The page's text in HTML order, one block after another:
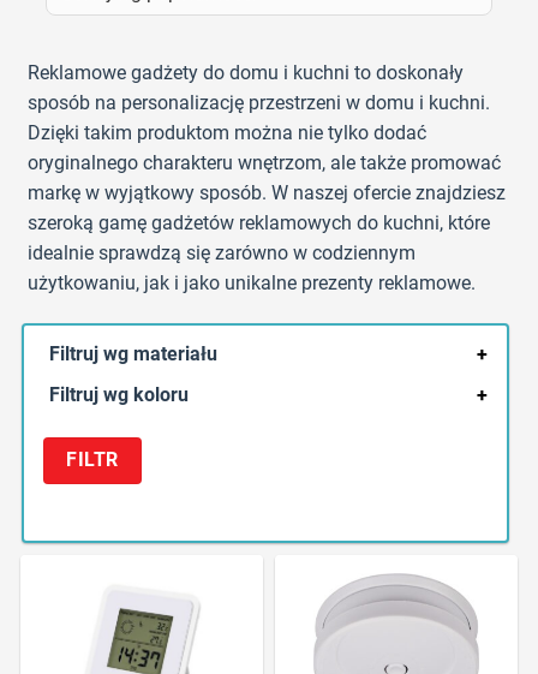
Reklamowe gadżety do domu i kuchni to doskonały
sposób na personalizację przestrzeni w domu i kuchni.
Dzięki takim produktom można nie tylko dodać
oryginalnego charakteru wnętrzom, ale także promować
markę w wyjątkowy sposób. W naszej ofercie znajdziesz
szeroką gamę gadżetów reklamowych do kuchni, które
idealnie sprawdzą się zarówno w codziennym
użytkowaniu, jak i jako unikalne prezenty reklamowe.
Filtruj wg materiału
+
Filtruj wg koloru
+
FILTR